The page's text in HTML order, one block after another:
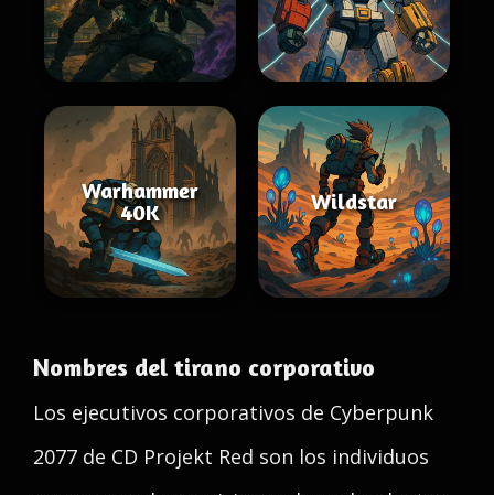
Warhammer
40K
Wildstar
Nombres del tirano corporativo
Los ejecutivos corporativos de Cyberpunk
2077 de CD Projekt Red son los individuos